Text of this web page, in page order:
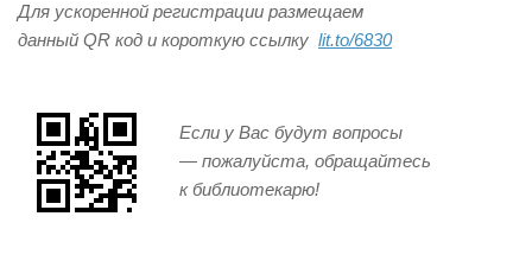
Для ускоренной регистрации размещаем
данный QR код и короткую ссылку lit.to/6830
Если у Вас будут вопросы
— пожалуйста, обращайтесь
кбиблиотекарю!